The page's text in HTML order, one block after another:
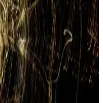
belgeler ve resmi
Güvenilir ve güncel bilgilerle
edin.
Hizmeti: Güncel
detaylı bilgi
kullanım koşulları ve
ile iletişime geçmek